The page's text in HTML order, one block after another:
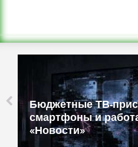
Бюджетные ТВ-
смартфоны и
«Новости»